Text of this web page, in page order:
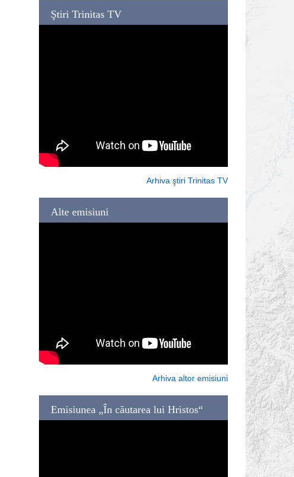
Ştiri Trinitas TV
Arhiva ştiri Trinitas TV
Alte emisiuni
Arhiva altor emisiuni
Emisiunea „În căutarea lui Hristos“